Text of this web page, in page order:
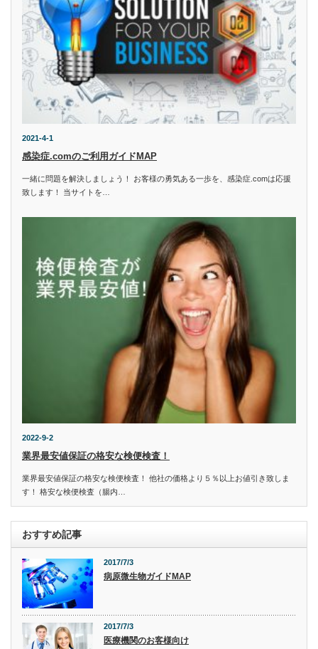
2021-4-1
感染症.comのご利用ガイドMAP
一緒に問題を解決しましょう！ お客様の勇気ある一歩を、感染症.comは応援
致します！ 当サイトを…
2022-9-2
業界最安値保証の格安な検便検査！
業界最安値保証の格安な検便検査！ 他社の価格より５％以上お値引き致しま
す！ 格安な検便検査（腸内…
おすすめ記事
2017/7/3
病原微生物ガイドMAP
2017/7/3
医療機関のお客様向け